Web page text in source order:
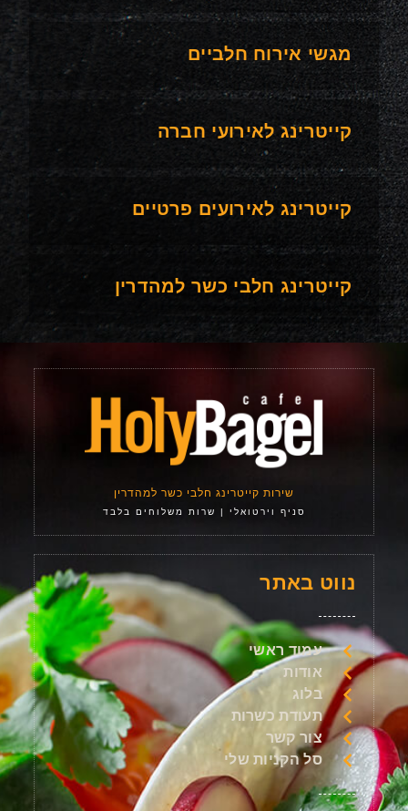
מגשי אירוח חלביים
קייטרינג לאירועי חברה
קייטרינג לאירועים פרטיים
קייטרינג חלבי כשר למהדרין
נווט באתר
עמוד ראשי
אודות
בלוג
תעודת כשרות
צור קשר
סל הקניות שלי
שירות קייטרינג חלבי כשר למהדרין
סניף וירטואלי | שרות משלוחים בלבד